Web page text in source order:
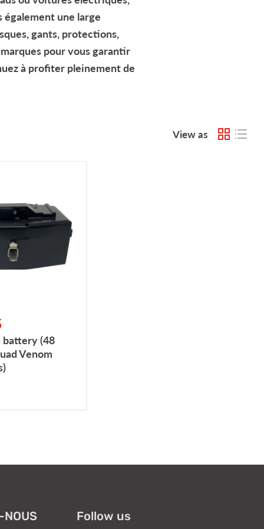
également une large
,gants, protections,
pour vous garantir
à profiter pleinement de
View as
(48
Venom
NOUS Follow us